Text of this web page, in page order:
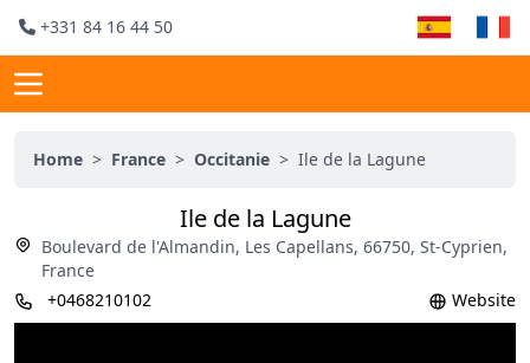
+331 84 16 44 50
Home > France > Occitanie > Ile de la Lagune
Ile de la Lagune
Boulevard de l'Almandin, Les Capellans, 66750, St-Cyprien,
France
+0468210102
Website